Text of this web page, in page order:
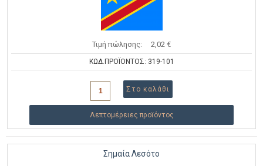
Τιμή πώλησης: 2,02 €
ΚΩΔ.ΠΡΟΪΟΝΤΟΣ: 319-101
Λεπτομέρειες προϊόντος
Σημαία Λεσότο